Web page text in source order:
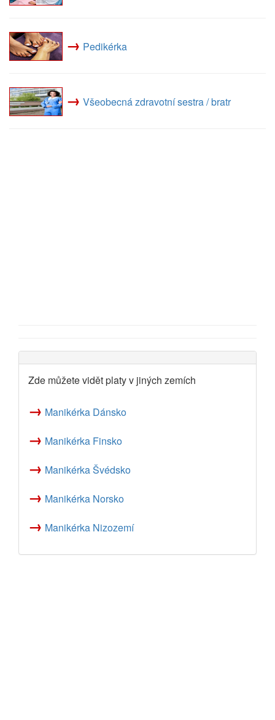
→ Pedikérka
→ Všeobecná zdravotní sestra / bratr
Zde můžete vidět platy v jiných zemích
→ Manikérka Dánsko
→ Manikérka Finsko
→ Manikérka Švédsko
→ Manikérka Norsko
→ Manikérka Nizozemí